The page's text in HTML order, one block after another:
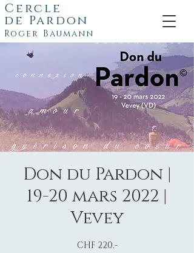
Cercle
de Pardon
Roger Baumann
Don du Pardon |
19-20 mars 2022 |
Vevey
CHF 220.-